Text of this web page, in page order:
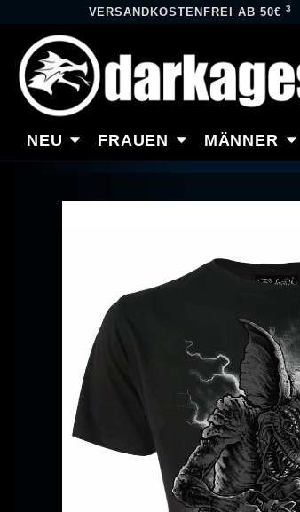
VERSANDKOSTENFREI AB 50€ 3
NEU FRAUEN MÄNNER